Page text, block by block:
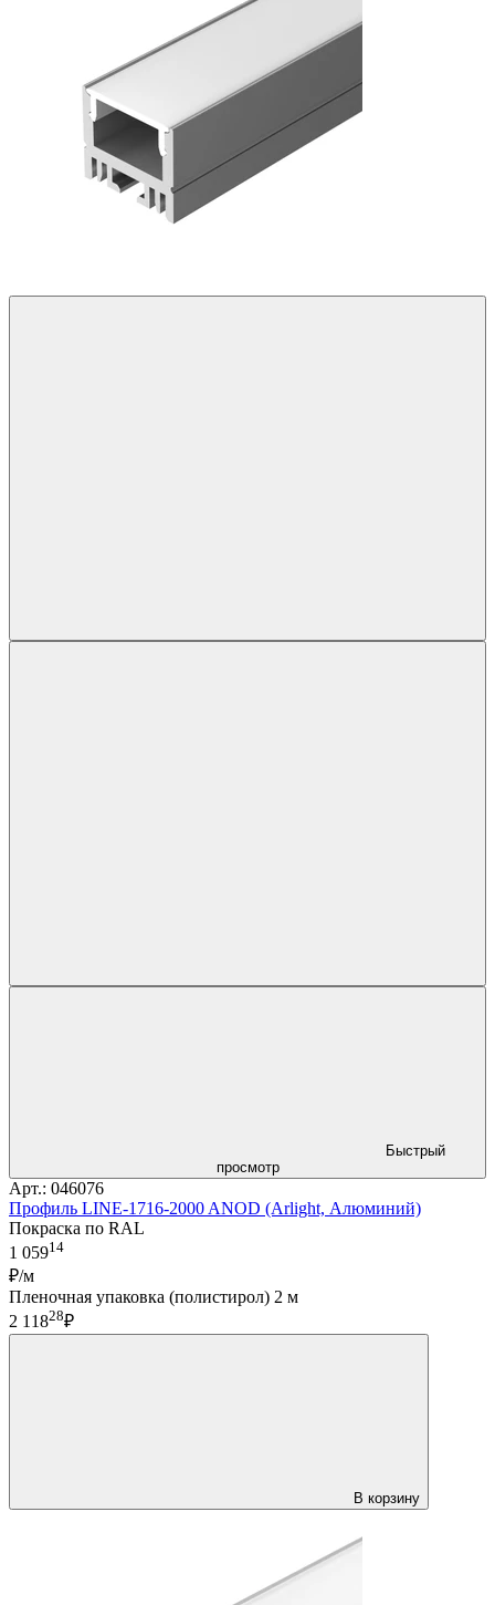
Быстрый
просмотр
Арт.: 046076
Профиль LINE-1716-2000 ANOD (Arlight, Алюминий)
Покраска по RAL
1 05914
₽/м
Пленочная упаковка (полистирол) 2 м
2 11828₽
В корзину